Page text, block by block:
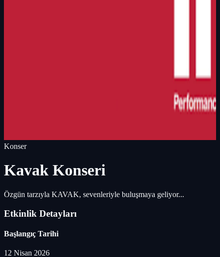
Konser
Kavak Konseri
Özgün tarzıyla KAVAK, sevenleriyle buluşmaya geliyor...
Etkinlik Detayları
Başlangıç Tarihi
12 Nisan 2026